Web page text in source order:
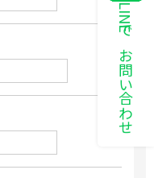
LINEでお問い合わせ